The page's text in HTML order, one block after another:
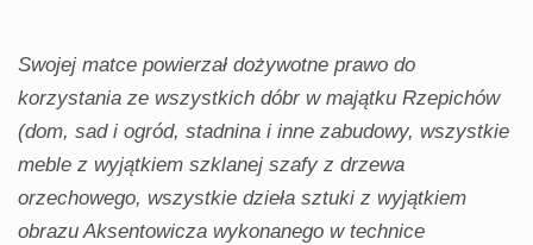
Swojej matce powierzał dożywotne prawo do
korzystania ze wszystkich dóbr w majątku Rzepichów
(dom, sad i ogród, stadnina i inne zabudowy, wszystkie
meble z wyjątkiem szklanej szafy z drzewa
orzechowego, wszystkie dzieła sztuki z wyjątkiem
obrazu Aksentowicza wykonanego w technice